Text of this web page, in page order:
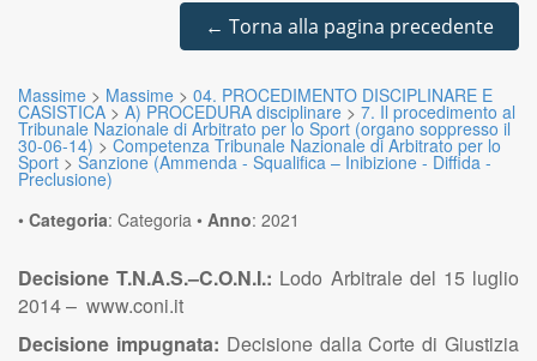
← Torna alla pagina precedente
Massime > Massime > 04. PROCEDIMENTO DISCIPLINARE E
CASISTICA > A) PROCEDURA disciplinare > 7. Il procedimento al
Tribunale Nazionale di Arbitrato per lo Sport (organo soppresso il
30-06-14) > Competenza Tribunale Nazionale di Arbitrato per lo
Sport > Sanzione (Ammenda - Squalifica – Inibizione - Diffida -
Preclusione)
• Categoria: Categoria • Anno: 2021
Decisione T.N.A.S.–C.O.N.I.: Lodo Arbitrale del 15 luglio
2014– www.coni.it
Decisione impugnata: Decisione dalla Corte di Giustizia